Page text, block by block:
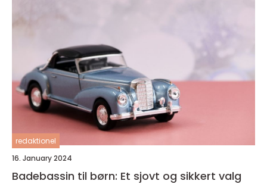
redaktionel
16. January 2024
Badebassin til børn: Et sjovt og sikkert valg